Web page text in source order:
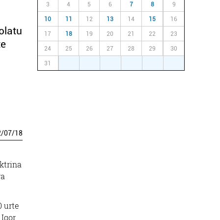
/07/18
urte
3 4 5 6 7 8 9
10 11 12 13 14 15 16
17 18 19 20 21 22 23
24 25 26 27 28 29 30
31